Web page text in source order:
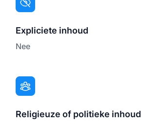
Expliciete inhoud
Nee
Religieuze of politieke inhoud